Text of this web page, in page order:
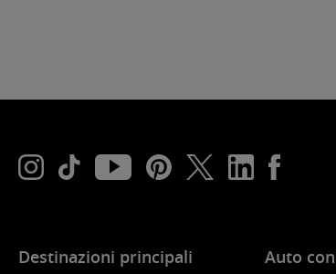
Destinazioni principali Auto